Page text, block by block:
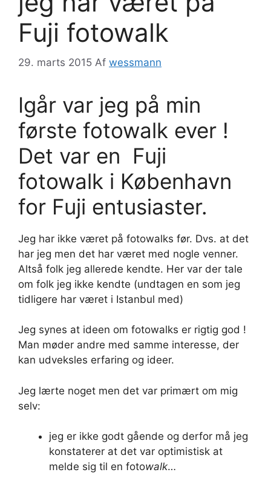
Fuji fotowalk
29. marts 2015 Af wessmann
Igår var jeg på min
første fotowalk ever !
Det var en Fuji
fotowalk i København
for Fuji entusiaster.
Jeg har ikke været på fotowalks før. Dvs. at det
har jeg men det har været med nogle venner.
Altså folk jeg allerede kendte. Her var der tale
om folk jeg ikke kendte (undtagen en som jeg
tidligere har været i Istanbul med)
Jeg synes at ideen om fotowalks er rigtig god !
Man møder andre med samme interesse, der
kan udveksles erfaring og ideer.
Jeg lærte noget men det var primært om mig
selv:
jeg er ikke godt gående og derfor må jeg
konstaterer at det var optimistisk at
melde sig til en fotowalk…